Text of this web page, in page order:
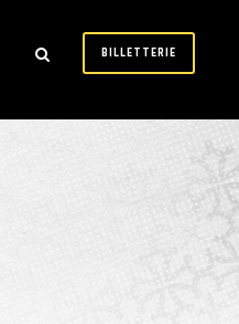
BILLETTERIE